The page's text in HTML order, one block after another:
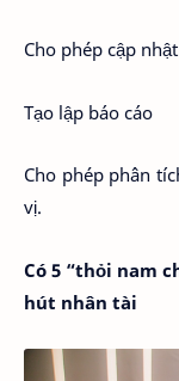
Cho phép cập
Tạo lập báo cáo
Cho phép phân
vị.
Có 5 “thỏi nam
hút nhân tài